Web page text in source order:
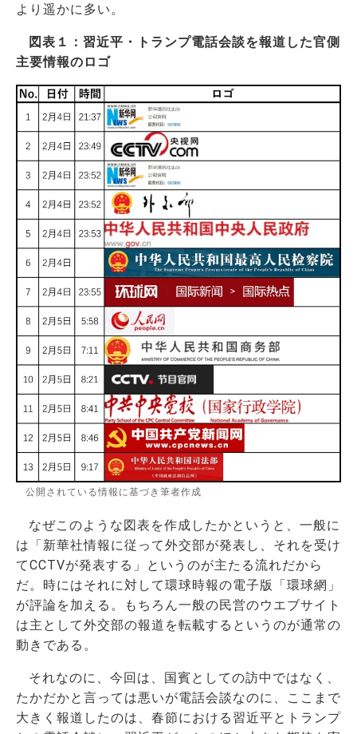
より遥かに多い。
図表１：習近平・トランプ電話会談を報道した官側
主要情報のロゴ
公開されている情報に基づき筆者作成
なぜこのような図表を作成したかというと、一般に
は「新華社情報に従って外交部が発表し、それを受け
てCCTVが発表する」というのが主たる流れだから
だ。時にはそれに対して環球時報の電子版「環球網」
が評論を加える。もちろん一般の民営のウエブサイト
は主として外交部の報道を転載するというのが通常の
動きである。
それなのに、今回は、国賓としての訪中ではなく、
たかだかと言っては悪いが電話会談なのに、ここまで
大きく報道したのは、春節における習近平とトランプ